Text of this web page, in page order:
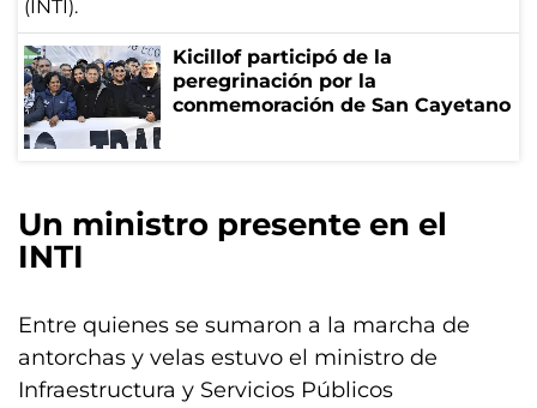
Kicillof participó de la
peregrinación por la
conmemoración de San Cayetano
Un ministro presente en el
INTI
Entre quienes se sumaron a la marcha de
antorchas y velas estuvo el ministro de
Infraestructura y Servicios Públicos